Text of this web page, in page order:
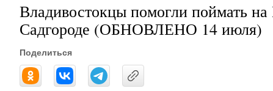
Владивостокцы помогли поймать
Садгороде (ОБНОВЛЕНО 14 июля)
Поделиться